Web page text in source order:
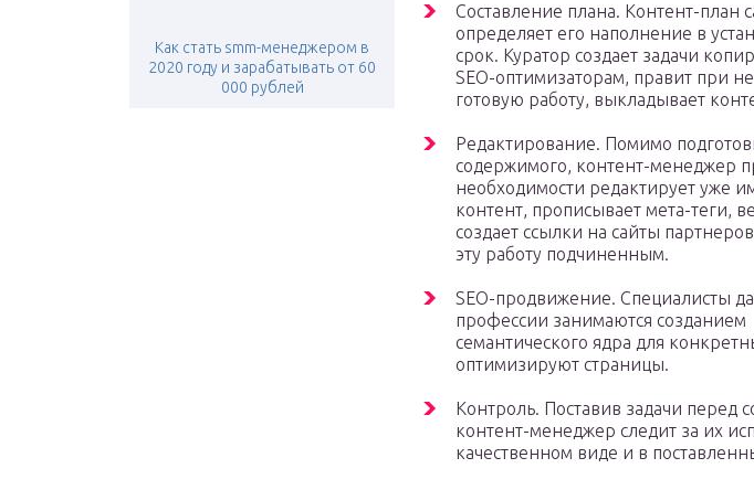
Как стать smm-менеджером в
2020 году и зарабатывать от 60
000 рублей
Составление плана. Контент-план
определяет его наполнение в
срок. Куратор создает задачи
SEO-оптимизаторам, правит при
готовую работу, выкладывает
Редактирование. Помимо
содержимого, контент-менеджер
необходимости редактирует уже
контент, прописывает мета-теги,
создает ссылки на сайты
эту работу подчиненным.
SEO-продвижение. Специалисты
профессии занимаются созданием
семантического ядра для
оптимизируют страницы.
Контроль. Поставив задачи перед
контент-менеджер следит за их
качественном виде и в